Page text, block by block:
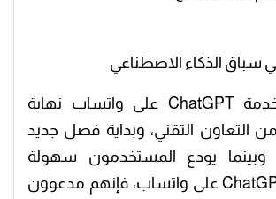
سباق الذكاء الاصطناعي
​يمثل توقف خدمة ChatGPT على واتساب نهاية
التعاون التقني، وبداية فصل جديد
يودع المستخدمون سهولة
الوصول إلى ChatGPT على واتساب، فإنهم مدعوون